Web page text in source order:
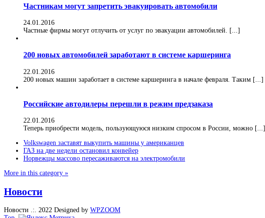
Частникам могут запретить эвакуировать автомобили
24.01.2016
Частные фирмы могут отлучить от услуг по эвакуации автомобилей. [...]
200 новых автомобилей заработают в системе каршеринга
22.01.2016
200 новых машин заработает в системе каршеринга в начале февраля. Таким [...]
Российские автодилеры перешли в режим предзаказа
22.01.2016
Теперь приобрести модель, пользующуюся низким спросом в России, можно [...]
Volkswagen заставят выкупить машины у американцев
ГАЗ на две недели остановил конвейер
Норвежцы массово пересаживаются на электромобили
More in this category »
Новости
Новости .:. 2022 Designed by WPZOOM